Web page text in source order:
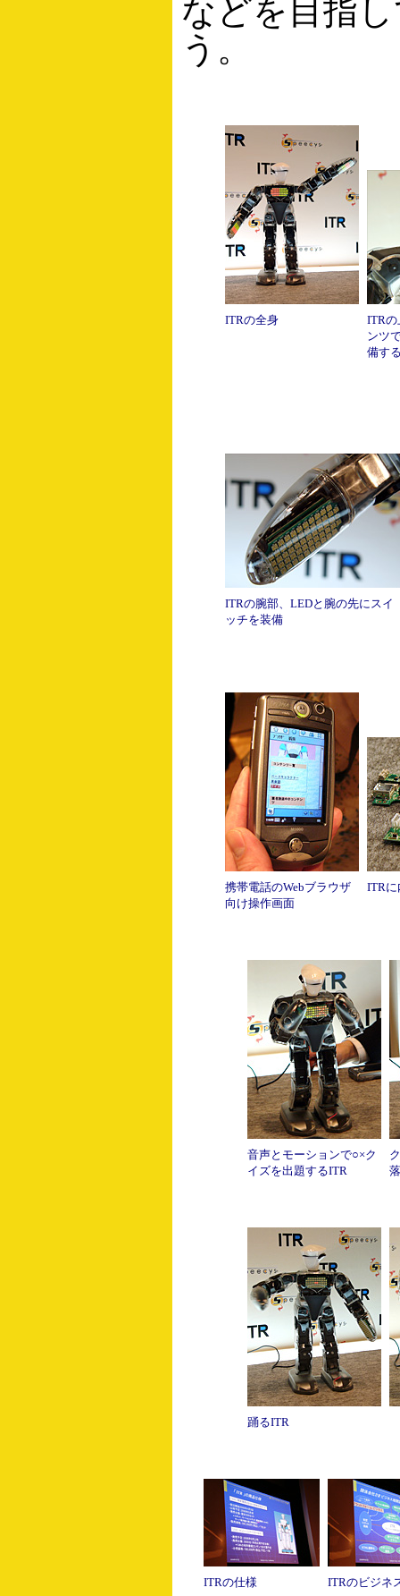
などを目指
う。
ITRの全身
ITRの
ンツ
備す
ITRの腕部、LEDと腕の先にスイ
ッチを装備
携帯電話のWebブラウザ
向け操作画面
ITRに
音声とモーションで○×ク
イズを出題するITR
踊るITR
ITRの仕様 ITRのビジネ